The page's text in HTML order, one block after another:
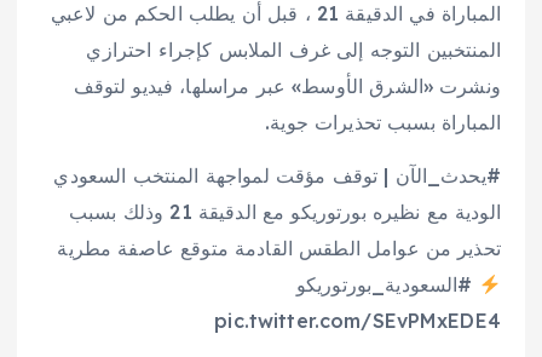
المباراة في الدقيقة 21 ، قبل أن يطلب الحكم من لاعبي
المنتخبين التوجه إلى غرف الملابس كإجراء احترازي
ونشرت «الشرق الأوسط» عبر مراسلها، فيديو لتوقف
المباراة بسبب تحذيرات جوية.
#يحدث_الآن | توقف مؤقت لمواجهة المنتخب السعودي
الودية مع نظيره بورتوريكو مع الدقيقة 21 وذلك بسبب
تحذير من عوامل الطقس القادمة متوقع عاصفة مطرية
#السعودية_بورتوريكو
pic.twitter.com/SEvPMxEDE4